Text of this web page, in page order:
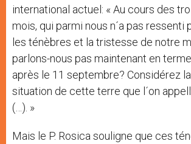
international actuel: « Au cours des
mois, qui parmi nous n´a pas ressenti
les ténèbres et la tristesse de notre
parlons-nous pas maintenant en
après le 11 septembre? Considérez
situation de cette terre que l´on
(…). »
Mais le P. Rosica souligne que ces